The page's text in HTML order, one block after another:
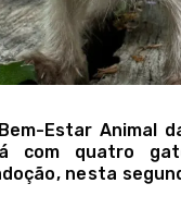
Estar Animal
com quatro
nesta